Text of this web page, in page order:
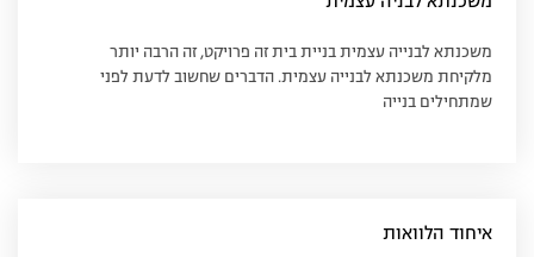
משכנתא לבנייה עצמית בניית בית זה פרויקט, זה הרבה יותר
מלקיחת משכנתא לבנייה עצמית. הדברים שחשוב לדעת לפני
שמתחילים בנייה
איחוד הלוואות